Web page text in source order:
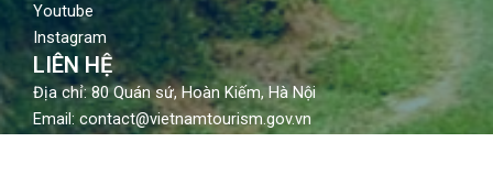
Youtube
Instagram
LIÊN HỆ
Địa chỉ: 80 Quán sứ, Hoàn Kiếm, Hà Nội
Email: contact@vietnamtourism.gov.vn